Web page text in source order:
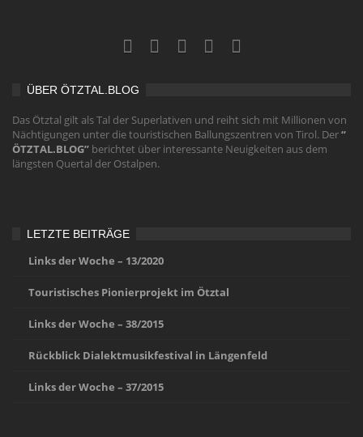
ÜBER ÖTZTAL.BLOG
Das Ötztal gilt als Tal der Superlativen und reiht sich mit Millionen von
Nächtigungen unter die touristischen Ballungszentren von Tirol. Der“
ÖTZTAL.BLOG” berichtet über interessante Neuigkeiten aus dem
längsten Quertal der Ostalpen.
LETZTE BEITRÄGE
Links der Woche – 13/2020
Touristisches Pionierprojekt im Ötztal
Links der Woche – 38/2015
Rückblick Dialektmusikfestival in Längenfeld
Links der Woche – 37/2015